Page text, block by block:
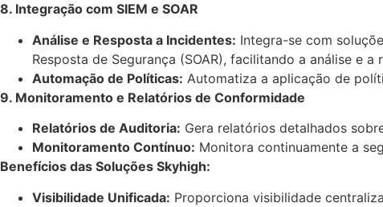
8. Integração com SIEM e SOAR
Análise e Resposta a Incidentes: Integra-se com
Resposta de Segurança (SOAR), facilitando a análise e
Automação de Políticas: Automatiza a aplicação de
9. Monitoramento e Relatórios de Conformidade
Relatórios de Auditoria: Gera relatórios detalhados
Monitoramento Contínuo: Monitora continuamente a
Benefícios das Soluções Skyhigh:
Visibilidade Unificada: Proporciona visibilidade